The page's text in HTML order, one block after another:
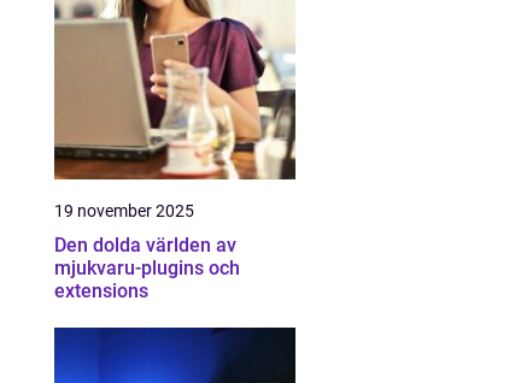
19 november 2025
Den dolda världen av
mjukvaru-plugins och
extensions